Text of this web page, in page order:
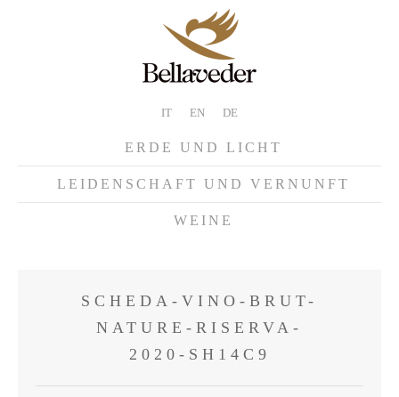
IT EN DE
ERDE UND LICHT
LEIDENSCHAFT UND VERNUNFT
WEINE
SCHEDA-VINO-BRUT-
NATURE-RISERVA-
2020-SH14C9